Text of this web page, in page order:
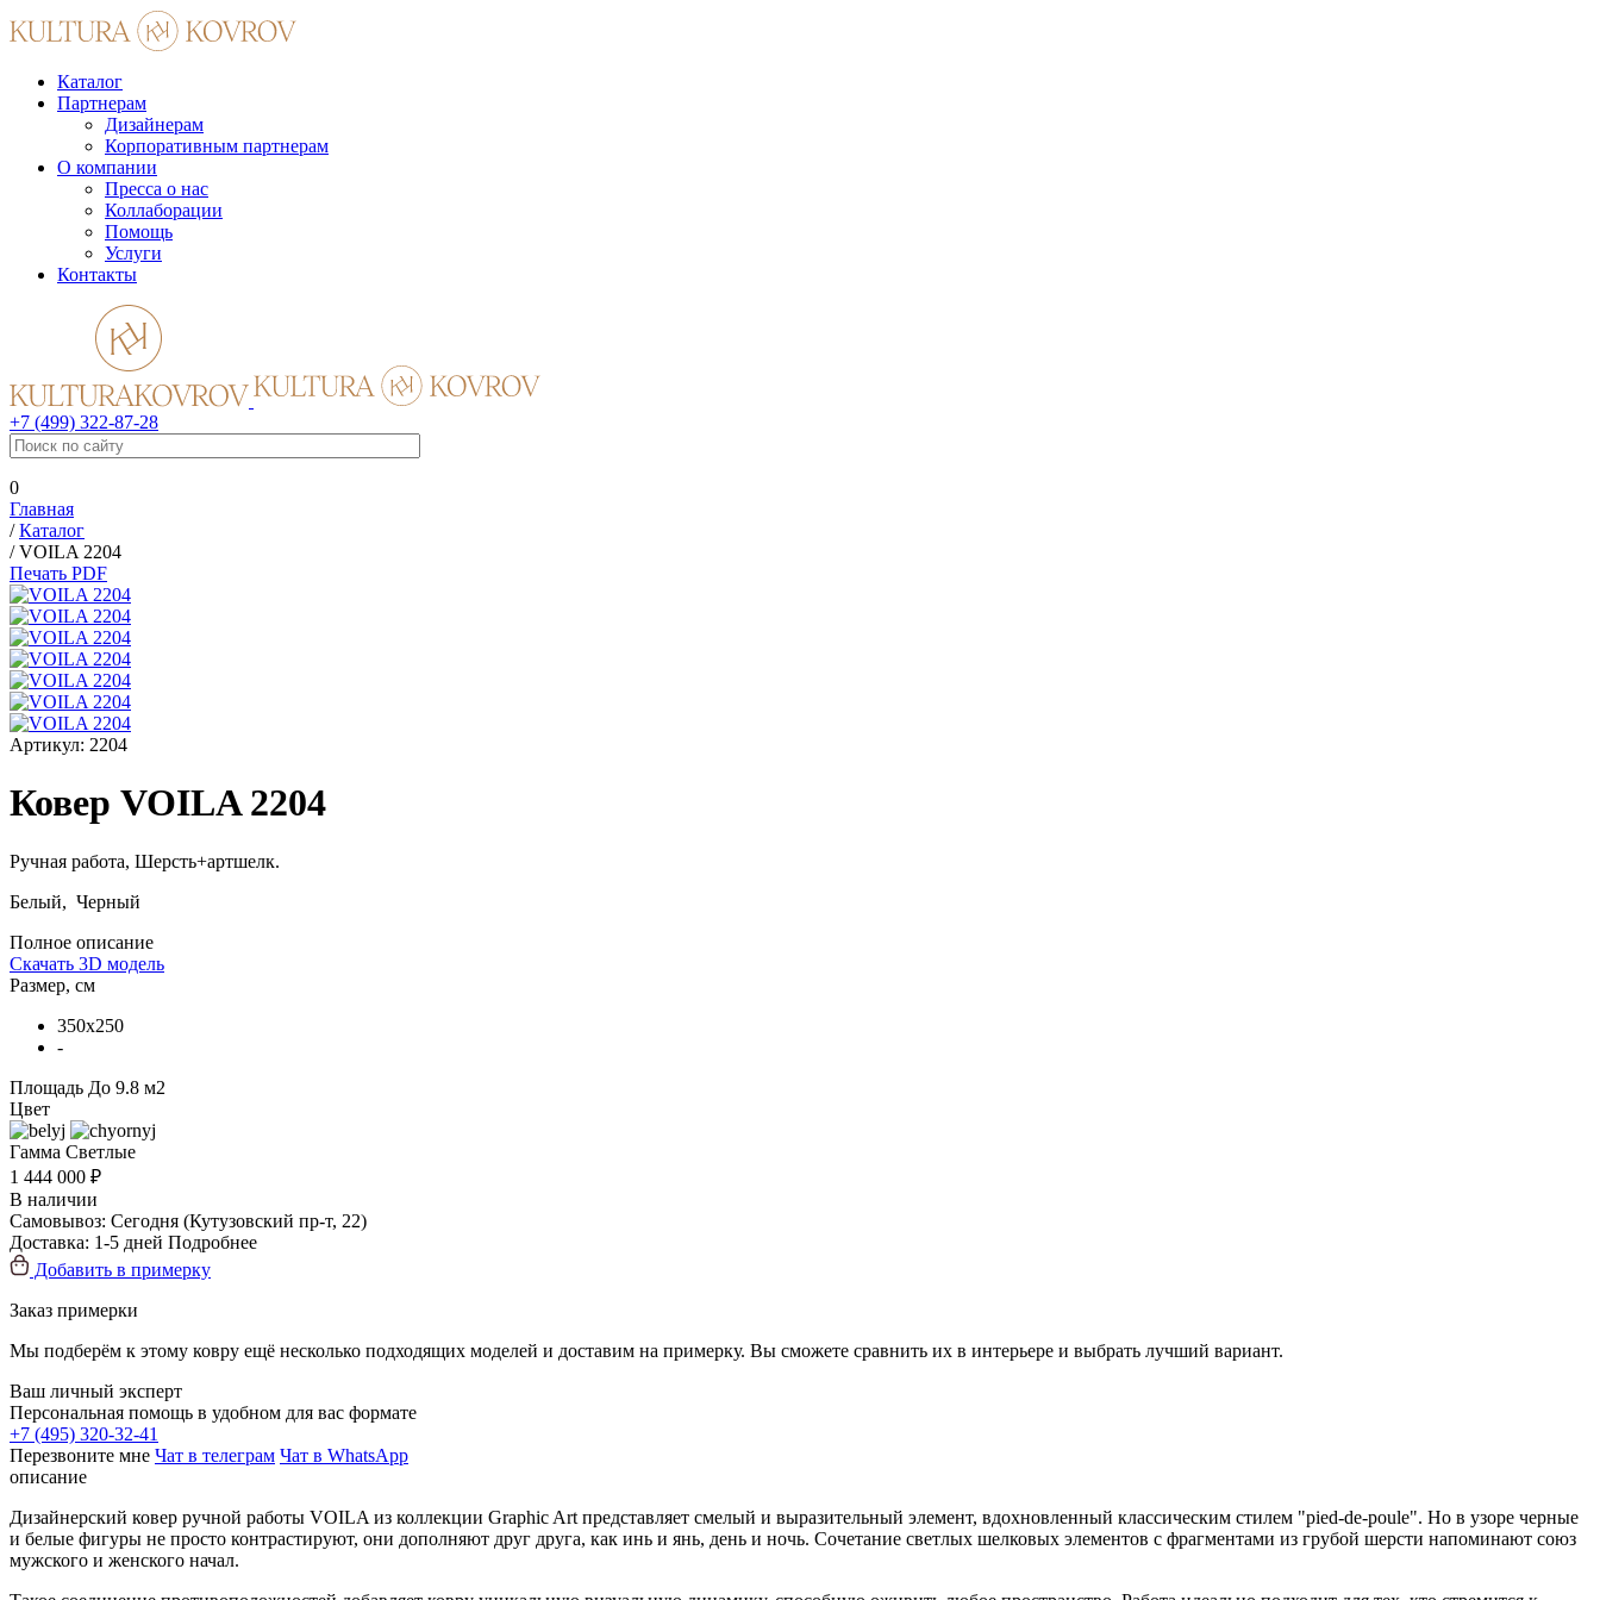
Каталог
Партнерам
Дизайнерам
Корпоративным партнерам
О компании
Пресса о нас
Коллаборации
Помощь
Услуги
Контакты
+7 (499) 322-87-28
0
Главная
/Каталог
/VOILA 2204
Печать PDF
Артикул: 2204
Ковер VOILA 2204
Ручная работа, Шерсть+артшелк.
Белый, Черный
Полное описание
Скачать 3D модель
Размер, см
350x250
-
Площадь До 9.8 м2
Цвет
Гамма Светлые
1 444 000 ₽
В наличии
Самовывоз: Сегодня (Кутузовский пр-т, 22)
Доставка: 1-5 дней Подробнее
Добавить в примерку
Заказ примерки
Мы подберём к этому ковру ещё несколько подходящих моделей и доставим на примерку. Вы сможете сравнить их в интерьере и выбрать лучший вариант.
Ваш личный эксперт
Персональная помощь в удобном для вас формате
+7 (495) 320-32-41
Перезвоните мне Чат в телеграм Чат в WhatsApp
описание
Дизайнерский ковер ручной работы VOILA из коллекции Graphic Art представляет смелый и выразительный элемент, вдохновленный классическим стилем "pied-de-poule". Но в узоре черные
и белые фигуры не просто контрастируют, они дополняют друг друга, как инь и янь, день и ночь. Сочетание светлых шелковых элементов с фрагментами из грубой шерсти напоминают союз
мужского и женского начал.